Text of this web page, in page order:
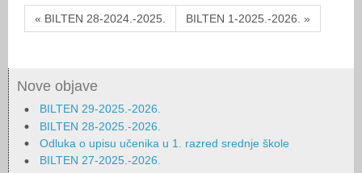
« BILTEN 28-2024.-2025. BILTEN 1-2025.-2026. »
Nove objave
BILTEN 29-2025.-2026.
BILTEN 28-2025.-2026.
Odluka o upisu učenika u 1. razred srednje škole
BILTEN 27-2025.-2026.